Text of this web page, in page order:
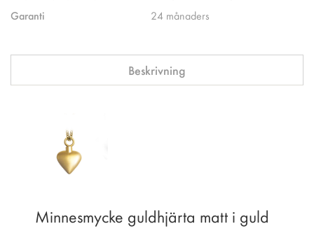
Garanti
24 månaders
Beskrivning
Minnesmycke guldhjärta matt i guld